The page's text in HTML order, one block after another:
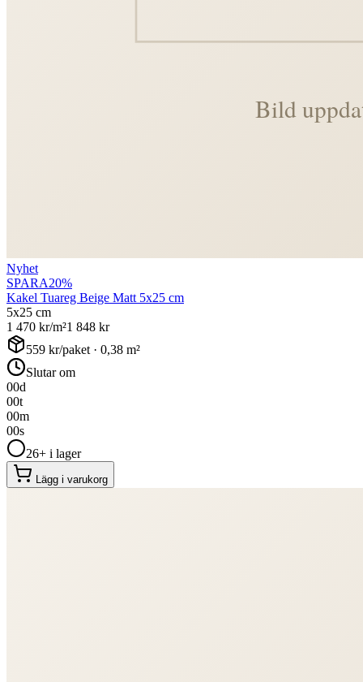
Nyhet
SPARA20%
Kakel Tuareg Beige Matt 5x25 cm
5x25 cm
1 470 kr/m²1 848 kr
559 kr/paket · 0,38 m²
Slutar om
00d
00t
00m
00s
26+ i lager
Lägg i varukorg